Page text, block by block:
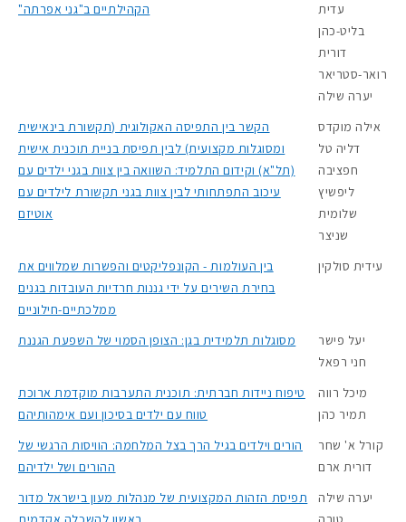
עדית
בליט-כהן
דורית
רואר-סטריאר
יערה שילה
הקהילתיים ב"גני אפרתה"
אילה מוקדס
דליה טל
חפציבה
ליפשיץ
שלומית
שניצר
הקשר בין התפיסה האקולוגית (תקשורת בינאישית
ומסוגלות מקצועית) לבין תפיסת בניית תוכנית אישית
(תל"א) וקידום התלמיד: השוואה בין צוות בגני ילדים עם
עיכוב התפתחותי לבין צוות בגני תקשורת לילדים עם
אוטיזם
עידית סולקין
בין העולמות - הקונפליקטים והפשרות שמלווים את
בחירת השירים על ידי גננות חרדיות העובדות בגנים
ממלכתיים-חילוניים
יעל פישר
חני רפאל
מסוגלות תלמידית בגן: הצופן הסמוי של השפעת הגננת
מיכל רווה
תמיר כהן
טיפוח ניידות חברתית: תוכנית התערבות מוקדמת ארוכת
טווח עם ילדים בסיכון ועם אימהותיהם
קורל א' שחר
דורית ארם
הורים וילדים בגיל הרך בצל המלחמה: הוויסות הרגשי של
ההורים ושל ילדיהם
יערה שילה
תפיסת הזהות המקצועית של מנהלות מעון בישראל מדור